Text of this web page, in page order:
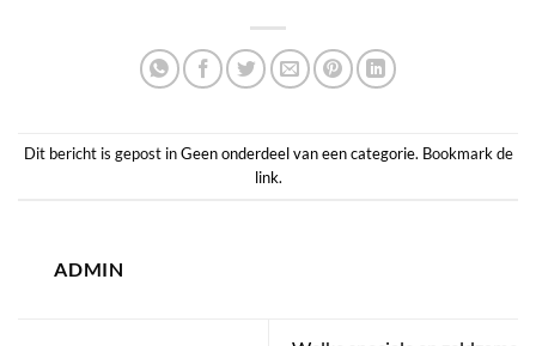
Dit bericht is gepost inGeen onderdeel van een categorie. Bookmark de
link.
ADMIN